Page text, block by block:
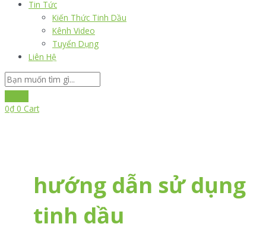
Tin Tức
Kiến Thức Tinh Dầu
Kênh Video
Tuyển Dụng
Liên Hệ
0₫ 0 Cart
hướng dẫn sử dụng
tinh dầu